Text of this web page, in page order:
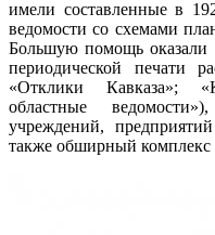
имели составленные в
ведомости со схемами
Большую помощь оказали
периодической печати
«Отклики Кавказа»;
областные
учреждений,
также обширный